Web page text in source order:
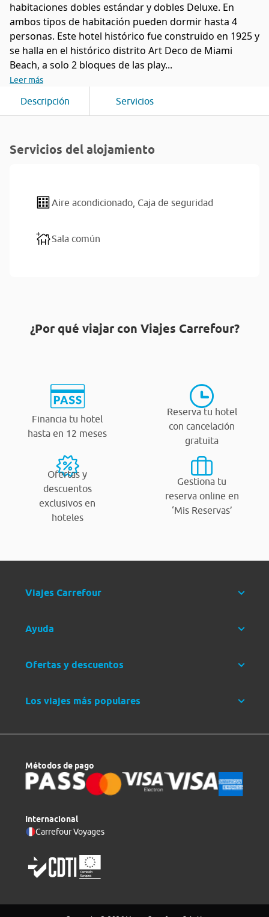
habitaciones dobles estándar y dobles Deluxe. En
ambos tipos de habitación pueden dormir hasta 4
personas. Este hotel histórico fue construido en 1925 y
se halla en el histórico distrito Art Deco de Miami
Beach, a solo 2 bloques de las play...
Leer más
Descripción Servicios
Servicios del alojamiento
Aire acondicionado, Caja de seguridad
Sala común
¿Por qué viajar con Viajes Carrefour?
Financia tu hotel
hasta en 12 meses
Reserva tu hotel
con cancelación
gratuita
Ofertas y
descuentos
exclusivos en
hoteles
Gestiona tu
reserva online en
‘Mis Reservas’
Viajes Carrefour
Ayuda
Ofertas y descuentos
Los viajes más populares
Métodos de pago
Internacional
Carrefour Voyages